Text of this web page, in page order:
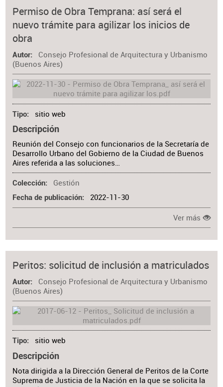
Permiso de Obra Temprana: así será el
nuevo trámite para agilizar los inicios de
obra
Autor
Consejo Profesional de Arquitectura y Urbanismo
(Buenos Aires)
Tipo sitio web
Descripción
Reunión del Consejo con funcionarios de la Secretaría de
Desarrollo Urbano del Gobierno de la Ciudad de Buenos
Aires referida a las soluciones…
Colección Gestión
Fecha de publicación 2022-11-30
Ver más
Peritos: solicitud de inclusión a matriculados
Autor
Consejo Profesional de Arquitectura y Urbanismo
(Buenos Aires)
Tipo sitio web
Descripción
Nota dirigida a la Dirección General de Peritos de la Corte
Suprema de Justicia de la Nación en la que se solicita la